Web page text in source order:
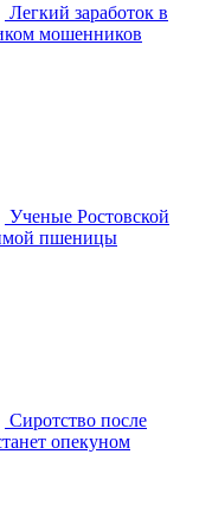
Легкий заработок в
мошенников
Ученые Ростовской
пшеницы
Сиротство после
опекуном